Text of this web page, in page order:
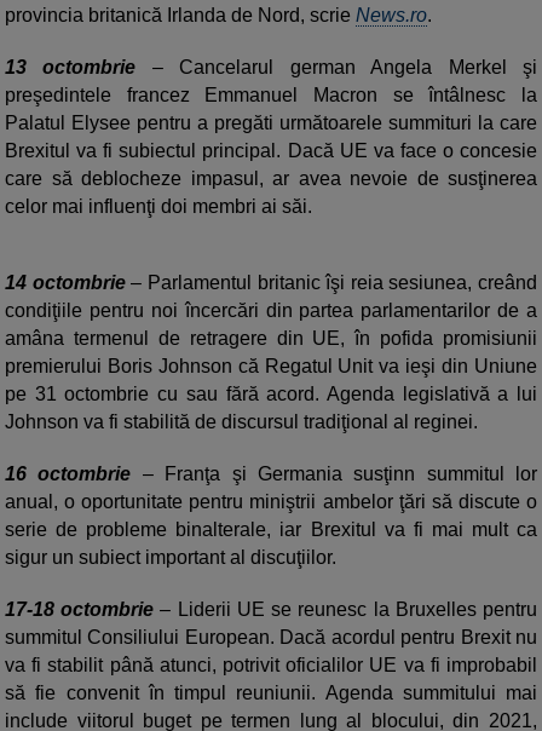
provincia britanică Irlanda de Nord, scrie News.ro.
13 octombrie – Cancelarul german Angela Merkel şi
preşedintele francez Emmanuel Macron se întâlnesc la
Palatul Elysee pentru a pregăti următoarele summituri la care
Brexitul va fi subiectul principal. Dacă UE va face o concesie
care să deblocheze impasul, ar avea nevoie de susţinerea
celor mai influenţi doi membri ai săi.
14 octombrie– Parlamentul britanic îşi reia sesiunea, creând
condiţiile pentru noi încercări din partea parlamentarilor de a
amâna termenul de retragere din UE, în pofida promisiunii
premierului Boris Johnson că Regatul Unit va ieşi din Uniune
pe 31 octombrie cu sau fără acord. Agenda legislativă a lui
Johnson va fi stabilită de discursul tradiţional al reginei.
16 octombrie – Franţa şi Germania susţinn summitul lor
anual, o oportunitate pentru miniştrii ambelor ţări să discute o
serie de probleme binalterale, iar Brexitul va fi mai mult ca
sigur un subiect important al discuţiilor.
17-18 octombrie – Liderii UE se reunesc la Bruxelles pentru
summitul Consiliului European. Dacă acordul pentru Brexit nu
va fi stabilit până atunci, potrivit oficialilor UE va fi improbabil
să fie convenit în timpul reuniunii. Agenda summitului mai
include viitorul buget pe termen lung al blocului, din 2021,